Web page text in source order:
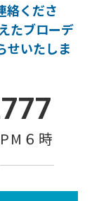
絡くださ
たブローデ
せいたしま
６時